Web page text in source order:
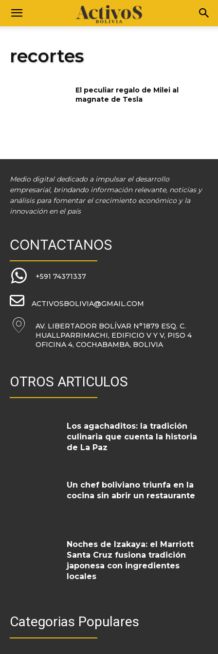
recortes
El peculiar regalo de Milei al
magnate de Tesla
Medio digital dedicado a impulsar el desarrollo
empresarial, brindando información relevante, noticias y
análisis para fomentar el crecimiento económico y la
innovación en el país
CONTACTANOS
+591 74371337
ACTIVOSBOLIVIA@GMAIL.COM
AV. LIBERTADOR BOLÍVAR N°1879 ESQ. C.
HUALLPARRIMACHI, EDIFICIO V Y V, PISO 4
OFICINA 4, COCHABAMBA, BOLIVIA
OTROS ARTICULOS
Los agachaditos: la tradición
culinaria que cuenta la historia
de La Paz
Un chef boliviano triunfa en la
cocina sin abrir un restaurante
Noches de Izakaya: el Marriott
Santa Cruz fusiona tradición
japonesa con ingredientes
locales
Categorias Populares